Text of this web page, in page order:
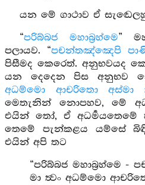
යන මේ ගාථාව ඒ
“පරිබ්බජ මහාබ්‍රහ්මෙ”
පලායව. “පචන්තඤ්ඤෙපි
පිසීමද කෙරෙත්. අනුභවයද
යන දෙදෙන පිස අනුභව
අධම්මො ආචරිතො අස්මා
මෙතැනින් නොපහව, මේ
එයින් තෝ, ඒ අධර්‍මයතෙමේ
තෙමේ පැන්කළය යම්සේ
එයින් අපි තට
“පරිබ්බජ මහාබ්‍රහ්මෙ
මා ත්‍වං අධම්මො